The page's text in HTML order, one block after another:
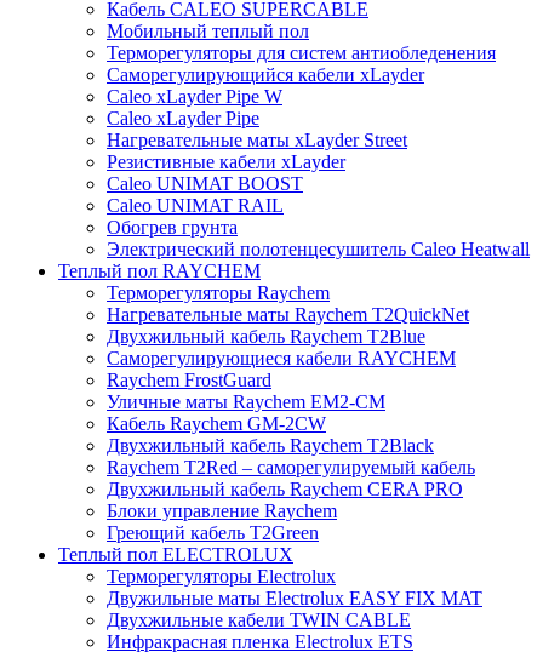
Кабель CALEO SUPERCABLE
Мобильный теплый пол
Терморегуляторы для систем антиобледенения
Саморегулирующийся кабели xLayder
Caleo xLayder Pipe W
Caleo xLayder Pipe
Нагревательные маты xLayder Street
Резистивные кабели xLayder
Caleo UNIMAT BOOST
Caleo UNIMAT RAIL
Обогрев грунта
Электрический полотенцесушитель Caleo Heatwall
Теплый пол RAYCHEM
Терморегуляторы Raychem
Нагревательные маты Raychem T2QuickNet
Двухжильный кабель Raychem T2Blue
Саморегулирующиеся кабели RAYCHEM
Raychem FrostGuard
Уличные маты Raychem EM2-CM
Кабель Raychem GM-2CW
Двухжильный кабель Raychem T2Black
Raychem T2Red – саморегулируемый кабель
Двухжильный кабель Raychem CERA PRO
Блоки управление Raychem
Греющий кабель T2Green
Теплый пол ELECTROLUX
Терморегуляторы Electrolux
Двужильные маты Electrolux EASY FIX MAT
Двухжильные кабели TWIN CABLE
Инфракрасная пленка Electrolux ETS